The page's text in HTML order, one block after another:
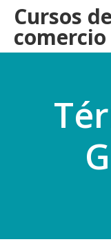
Cursos de
comercio